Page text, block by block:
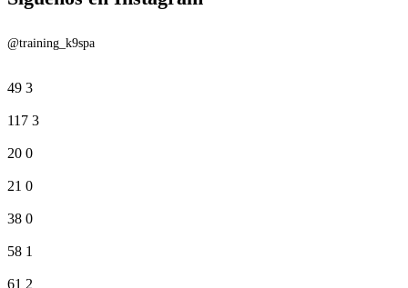
@training_k9spa
49 3
117 3
20 0
21 0
38 0
58 1
61 2